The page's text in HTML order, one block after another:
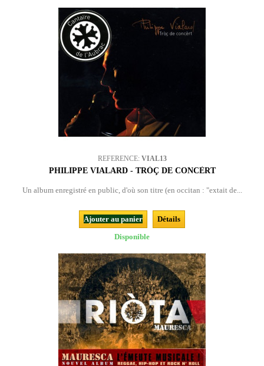
REFERENCE: VIAL13
PHILIPPE VIALARD - TRÒÇ DE CONCÈRT
Un album enregistré en public, d'où son titre (en occitan : "extait de...
Ajouter au panier
Détails
Disponible